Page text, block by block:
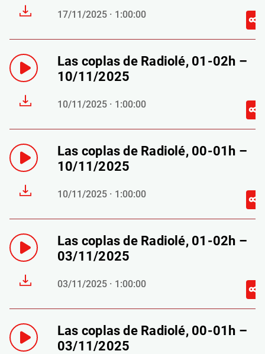
17/11/2025 · 1:00:00
Las coplas de Radiolé, 01-02h –
10/11/2025
10/11/2025 · 1:00:00
Las coplas de Radiolé, 00-01h –
10/11/2025
10/11/2025 · 1:00:00
Las coplas de Radiolé, 01-02h –
03/11/2025
03/11/2025 · 1:00:00
Las coplas de Radiolé, 00-01h –
03/11/2025